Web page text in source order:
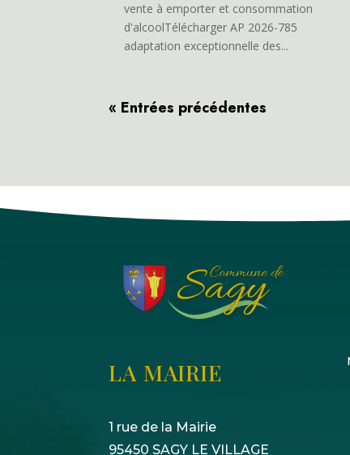
vente à emporter et consommation
d'alcoolTélécharger AP 2026-785
adaptation exceptionnelle des...
« Entrées précédentes
LA MAIRIE
1 rue de la Mairie
95450 SAGY LE VILLAGE